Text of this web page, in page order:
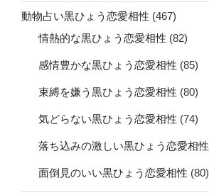
動物占い黒ひょう恋愛相性 (467)
情熱的な黒ひょう恋愛相性 (82)
感情豊かな黒ひょう恋愛相性 (85)
束縛を嫌う黒ひょう恋愛相性 (80)
気どらない黒ひょう恋愛相性 (74)
落ち込みの激しい黒ひょう恋愛相性
面倒見のいい黒ひょう恋愛相性 (80)